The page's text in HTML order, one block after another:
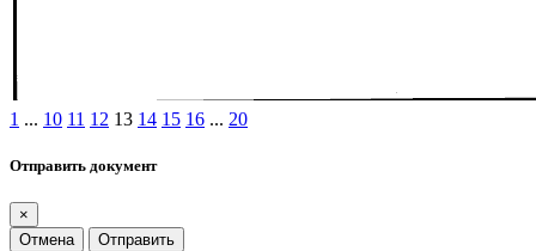
1 ... 10 11 12 13 14 15 16 ... 20
Отправить документ
×
Отмена
Отправить